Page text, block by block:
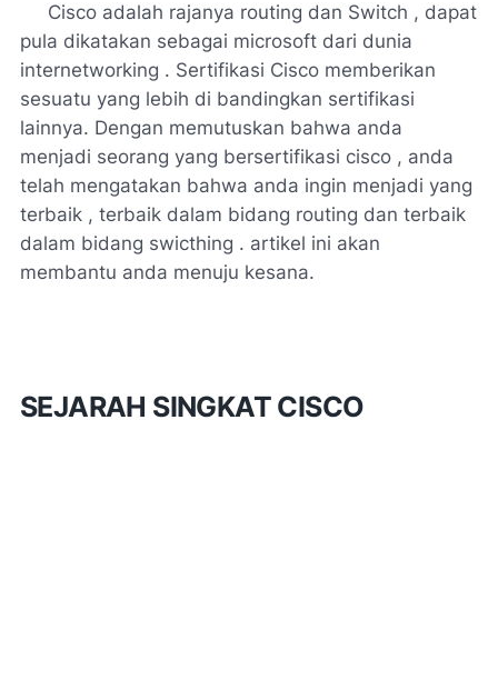
Cisco adalah rajanya routing dan Switch , dapat
pula dikatakan sebagai microsoft dari dunia
internetworking . Sertifikasi Cisco memberikan
sesuatu yang lebih di bandingkan sertifikasi
lainnya. Dengan memutuskan bahwa anda
menjadi seorang yang bersertifikasi cisco , anda
telah mengatakan bahwa anda ingin menjadi yang
terbaik , terbaik dalam bidang routing dan terbaik
dalam bidang swicthing . artikel ini akan
membantu anda menuju kesana.
SEJARAH SINGKAT CISCO